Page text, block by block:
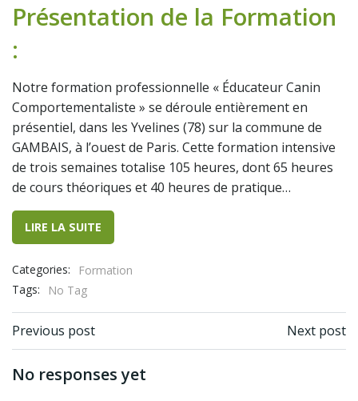
Présentation de la Formation
:
Notre formation professionnelle « Éducateur Canin
Comportementaliste » se déroule entièrement en
présentiel, dans les Yvelines (78) sur la commune de
GAMBAIS, à l’ouest de Paris. Cette formation intensive
de trois semaines totalise 105 heures, dont 65 heures
de cours théoriques et 40 heures de pratique…
LIRE LA SUITE
Categories:
Formation
Tags:
No Tag
Navigation
de
Previous post
Navigation
Next post
No responses yet